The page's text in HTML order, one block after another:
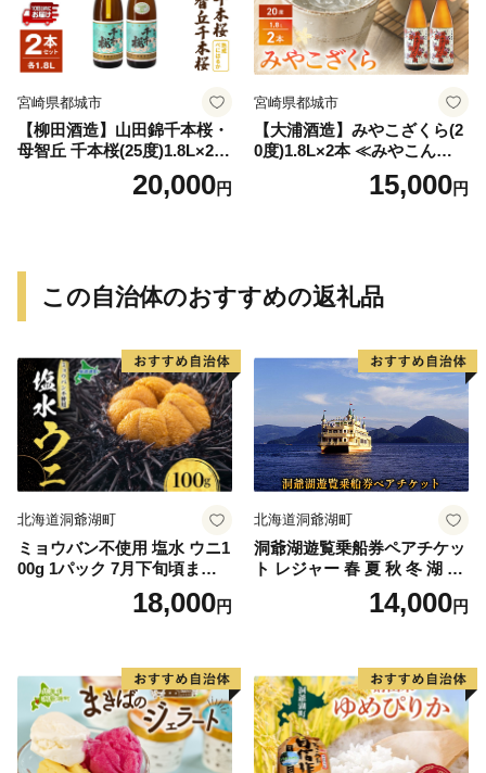
宮崎県都城市
【柳田酒造】山田錦千本桜・
母智丘 千本桜(25度)1.8L×2本
≪みやこんじょ特急便≫_AC
20,000円
宮崎県都城市
【大浦酒造】みやこざくら(2
0度)1.8L×2本 ≪みやこんじょ
特急便≫_MJ-077115,000円
この自治体のおすすめの返礼品
北海道洞爺湖町
ミョウバン不使用 塩水 ウニ1
00g 1パック 7月下旬頃まで
お届け [水揚げ後 順次出荷]
キタムラサキウニ うに ウニ
送料無料 北海道 洞爺湖
18,000円
北海道洞爺湖町
洞爺湖遊覧乗船券ペアチケッ
ト レジャー 春 夏 秋 冬 湖 人
気 パワースポット 北海道 洞
爺湖町 入場券 優待券 ふるさ
ベル ご褒美 記念日 癒し ジオ
パーク
14,000円